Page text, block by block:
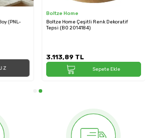
(PNL-
Boltze Home
Boltze Home Çeşitli Renk Dekoratif
Tepsi (BO 2014184)
3.113,89TL
Sepete Ekle